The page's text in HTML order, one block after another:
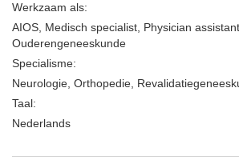
Werkzaam als:
AIOS, Medisch specialist, Physician
Ouderengeneeskunde
Specialisme:
Neurologie, Orthopedie,
Taal:
Nederlands